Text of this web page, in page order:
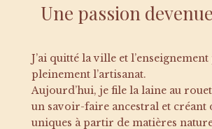
Une passion
J’ai quitté la ville et
pleinement l’artisanat.
Aujourd’hui, je file la laine au
un savoir-faire ancestral et créant
uniques à partir de matières